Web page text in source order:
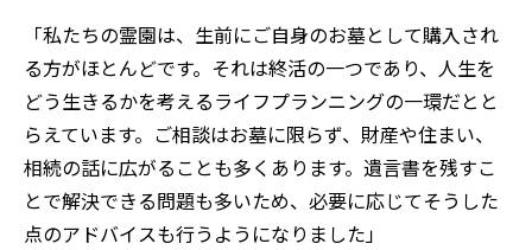
「私たちの霊園は、生前にご自身のお墓として購入され
る方がほとんどです。それは終活の一つであり、人生を
どう生きるかを考えるライフプランニングの一環だとと
らえています。ご相談はお墓に限らず、財産や住まい、
相続の話に広がることも多くあります。遺言書を残すこ
とで解決できる問題も多いため、必要に応じてそうした
点のアドバイスも行うようになりました」